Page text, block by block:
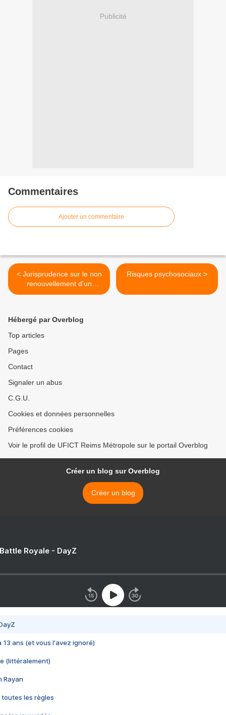
Publicité
Commentaires
Ajouter un commentaire
< Jurisprudence sur le non
renouvellement d'un
contractuel
Risques psychosociaux >
Hébergé par Overblog
Top articles
Pages
Contact
Signaler un abus
C.G.U.
Cookies et données personnelles
Préférences cookies
Voir le profil de UFICT Reims Métropole sur le portail Overblog
Créer un blog sur Overblog
Créer un blog
Royale - DayZ
13 ans (et vous l'avez ignoré)
(littéralement)
Rayan
toutes les règles